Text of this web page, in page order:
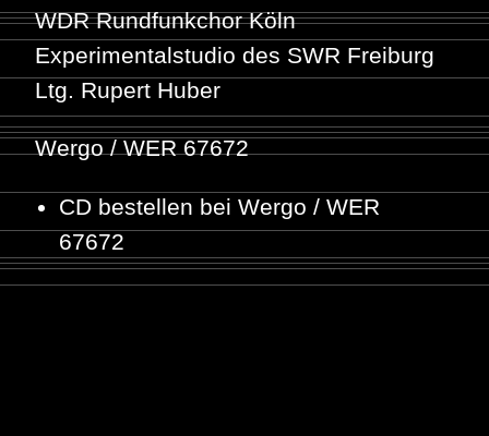
WDR Rundfunkchor Köln
Experimentalstudio des SWR Freiburg
Ltg. Rupert Huber
Wergo / WER 67672
CD bestellen bei Wergo / WER
67672